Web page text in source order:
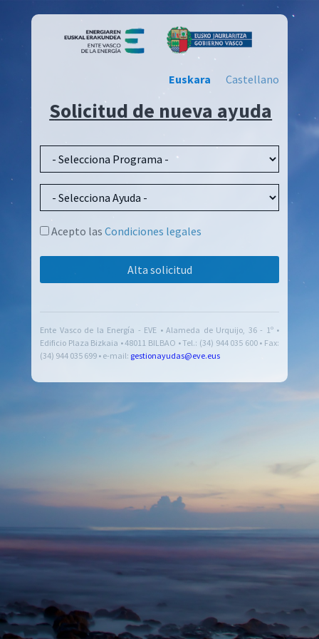
Euskara Castellano
Solicitud de nueva ayuda
Acepto las Condiciones legales
Ente Vasco de la Energía - EVE • Alameda de Urquijo, 36 - 1º •
Edificio Plaza Bizkaia • 48011 BILBAO • Tel.: (34) 944 035 600 • Fax:
(34) 944 035 699 • e-mail: gestionayudas@eve.eus
Error: